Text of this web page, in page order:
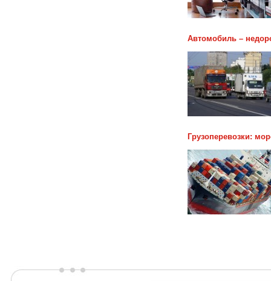
Автомобиль –
Грузоперевозки: